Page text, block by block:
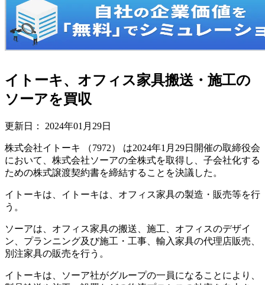
イトーキ、オフィス家具搬送・施工の
ソーアを買収
更新日： 2024年01月29日
株式会社イトーキ （7972） は2024年1月29日開催の取締役会
において、株式会社ソーアの全株式を取得し、子会社化する
ための株式譲渡契約書を締結することを決議した。
イトーキは、イトーキは、オフィス家具の製造・販売等を行
う。
ソーアは、オフィス家具の搬送、施工、オフィスのデザイ
ン、プランニング及び施工・工事、輸入家具の代理店販売、
別注家具の販売を行う。
イトーキは、ソーア社がグループの一員になることにより、